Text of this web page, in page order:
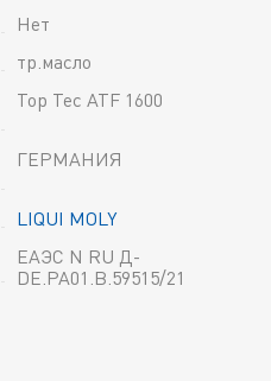
Нет
тр.масло
Top Tec ATF 1600
ГЕРМАНИЯ
LIQUI MOLY
ЕАЭС N RU Д-
DE.РА01.В.59515/21